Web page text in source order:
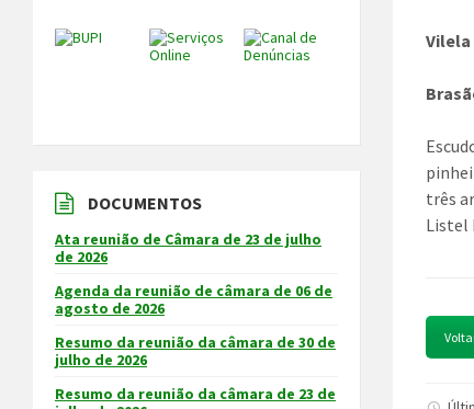
Vilela
três
Listel
DOCUMENTOS
Ata reunião de Câmara de 23 de julho
de 2026
Agenda da reunião de câmara de 06 de
agosto de 2026
Resumo da reunião da câmara de 30 de
julho de 2026
Resumo da reunião da câmara de 23 de